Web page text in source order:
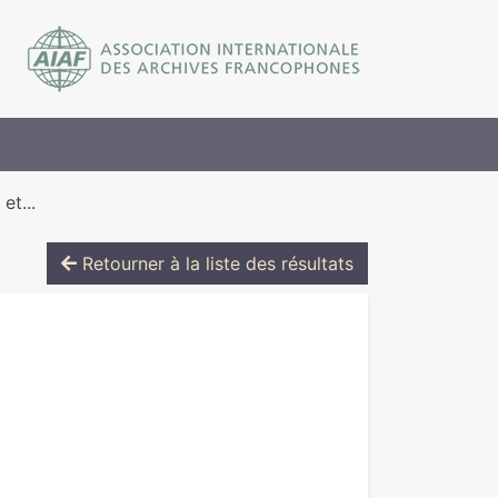
Retourner à la liste des résultats